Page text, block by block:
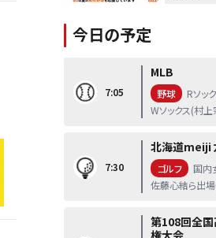
今日の予定
7:05
MLB
野球
Rソッ
Wソックス(村
7:30
北海道meiji
ゴルフ
国内
佐藤心結ら出
第108回全